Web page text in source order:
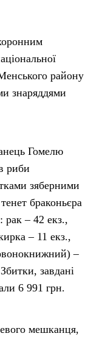
району
знаряддями
Гомелю
риби
зяберними
браконьєра
рак – 42 екз.,
– 11 екз.,
–
завдані
6 991 грн.
мешканця,